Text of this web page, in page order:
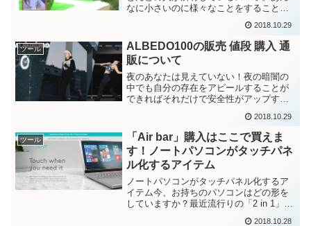
なに小さいのに様々なことをすることが
っています。こんな便利なものだからこ
そもっと便利に使うことができたらもっ
ともっとよくあり...
2018.10.29
ツール
ALBEDO100の販売 値段 購入 通
販について
夜のあなたは見えていない！夜の暗闇の
中でも自分の存在をアピールすることが
できればそれだけで安全性がアップする
ない」と自動車教習所などで教わると思
います。これはただの標語として終わら
せるような言葉ではなくま...
2018.10.29
ツール
「Air bar」購入はここで買えま
す！ノートパソコンがタッチパネ
ル化するアイテム
ノートパソコンがタッチパネル化するア
イテム今、お持ちのパソコンはどの形を
していますか？最近流行りの「2 in 1」で
2018.10.28